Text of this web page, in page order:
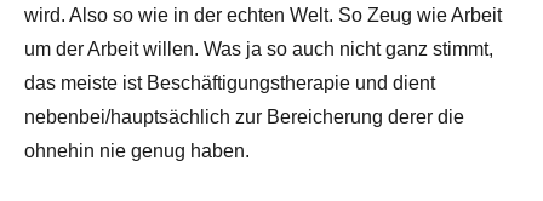
wird. Also so wie in der echten Welt. So Zeug wie Arbeit
um der Arbeit willen. Was ja so auch nicht ganz stimmt,
das meiste ist Beschäftigungstherapie und dient
nebenbei/hauptsächlich zur Bereicherung derer die
ohnehin nie genug haben.